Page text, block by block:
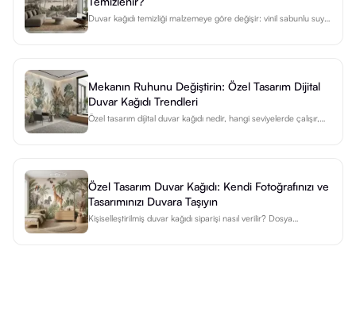
Duvar kağıdı temizliği malzemeye göre değişir: vinil sabunlu suyla
Mekanın Ruhunu Değiştirin: Özel Tasarım Dijital
Duvar Kağıdı Trendleri
Özel tasarım dijital duvar kağıdı nedir, hangi seviyelerde çalışır,
Özel Tasarım Duvar Kağıdı: Kendi Fotoğrafınızı ve
Tasarımınızı Duvara Taşıyın
Kişiselleştirilmiş duvar kağıdı siparişi nasıl verilir? Dosya